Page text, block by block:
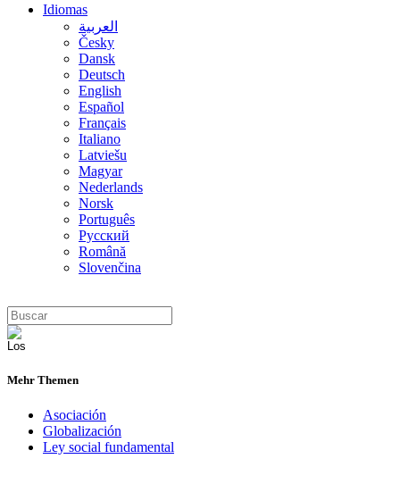
Idiomas
العربية
Česky
Dansk
Deutsch
English
Español
Français
Italiano
Latviešu
Magyar
Nederlands
Norsk
Português
Русский
Română
Slovenčina
Mehr Themen
Asociación
Globalización
Ley social fundamental